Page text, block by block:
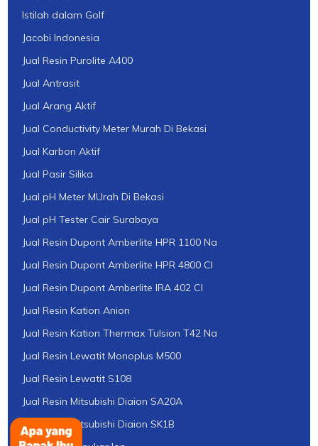
Istilah dalam Golf
Jacobi Indonesia
Jual Resin Purolite A400
Jual Antrasit
Jual Arang Aktif
Jual Conductivity Meter Murah Di Bekasi
Jual Karbon Aktif
Jual Pasir Silika
Jual pH Meter MUrah Di Bekasi
Jual pH Tester Cair Surabaya
Jual Resin Dupont Amberlite HPR 1100 Na
Jual Resin Dupont Amberlite HPR 4800 Cl
Jual Resin Dupont Amberlite IRA 402 Cl
Jual Resin Kation Anion
Jual Resin Kation Thermax Tulsion T42 Na
Jual Resin Lewatit Monoplus M500
Jual Resin Lewatit S108
Jual Resin Mitsubishi Diaion SA20A
Jual Resin Mitsubishi Diaion SK1B